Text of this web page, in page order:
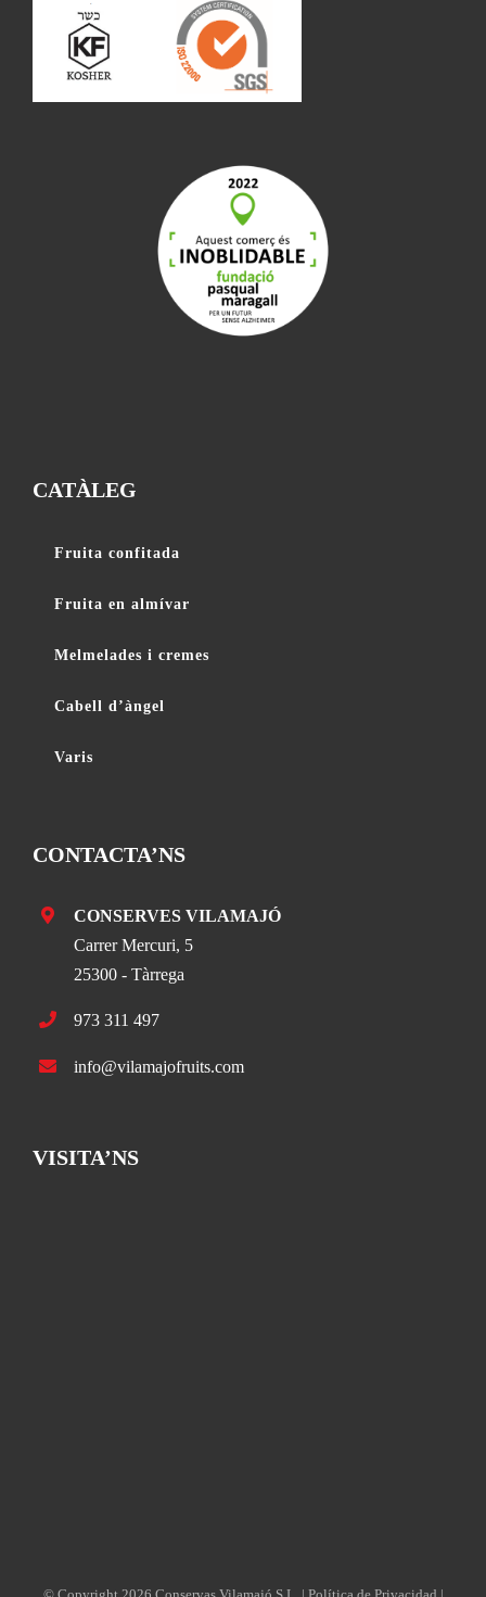
CATÀLEG
Fruita confitada
Fruita en almívar
Melmelades i cremes
Cabell d’àngel
Varis
CONTACTA’NS
CONSERVES VILAMAJÓ
Carrer Mercuri, 5
25300 - Tàrrega
973 311 497
info@vilamajofruits.com
VISITA’NS